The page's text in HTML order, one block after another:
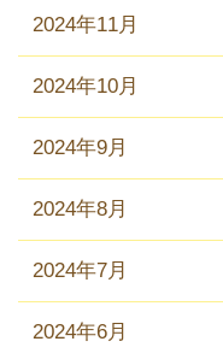
2024年11月
2024年10月
2024年9月
2024年8月
2024年7月
2024年6月